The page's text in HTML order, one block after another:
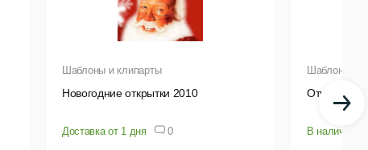
Шаблоны и клипарты
Новогодние открытки 2010
Доставка от 1 дня 0
Шаблоны и
Открытки с
В наличии